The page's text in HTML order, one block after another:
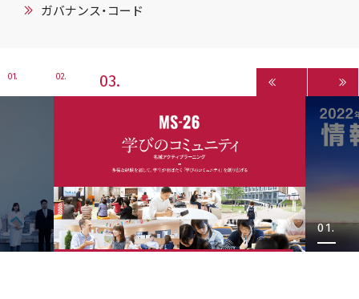
ガバナンス・コード
1 2 3